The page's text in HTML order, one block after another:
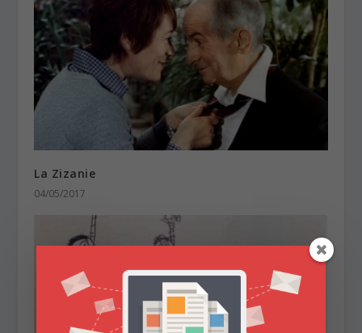
La Zizanie
04/05/2017